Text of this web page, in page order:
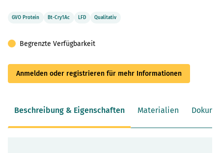
GVO Protein Bt-Cry1Ac LFD Qualitativ
Begrenzte Verfügbarkeit
Anmelden oder registrieren für mehr Informationen
Beschreibung & Eigenschaften Materialien